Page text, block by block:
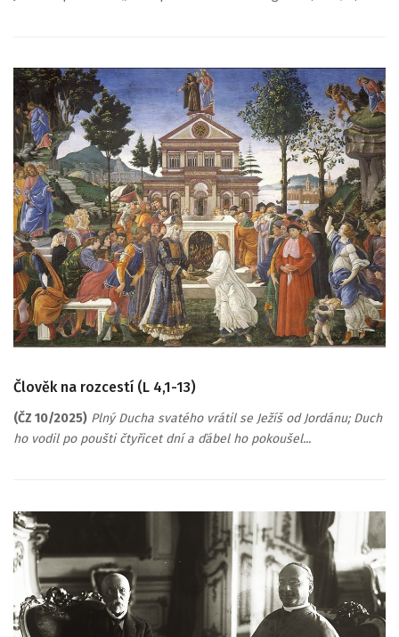
Člověk na rozcestí (L 4,1-13)
(ČZ 10/2025) Plný Ducha svatého vrátil se Ježíš od Jordánu; Duch
ho vodil po poušti čtyřicet dní a ďábel ho pokoušel...